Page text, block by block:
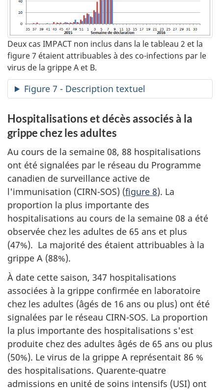
Deux cas IMPACT non inclus dans la le tableau 2 et la
figure 7 étaient attribuables à des co-infections par le
virus de la grippe A et B.
Figure 7 - Description textuel
Hospitalisations et décès associés à la
grippe chez les adultes
Au cours de la semaine 08, 88 hospitalisations
ont été signalées par le réseau du Programme
canadien de surveillance active de
l'immunisation (CIRN-SOS) (figure 8). La
proportion la plus importante des
hospitalisations au cours de la semaine 08 a été
observée chez les adultes de 65 ans et plus
(47%). La majorité des étaient attribuables à la
grippe A (88%).
À date cette saison, 347 hospitalisations
associées à la grippe confirmée en laboratoire
chez les adultes (âgés de 16 ans ou plus) ont été
signalées par le réseau CIRN-SOS. La proportion
la plus importante des hospitalisations s'est
produite chez des adultes âgés de 65 ans ou plus
(50%). Le virus de la grippe A représentait 86 %
des hospitalisations. Quarente-quatre
admissions en unité de soins intensifs (USI) ont